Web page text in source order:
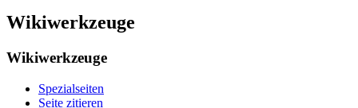
Wikiwerkzeuge
Wikiwerkzeuge
Spezialseiten
Seite zitieren